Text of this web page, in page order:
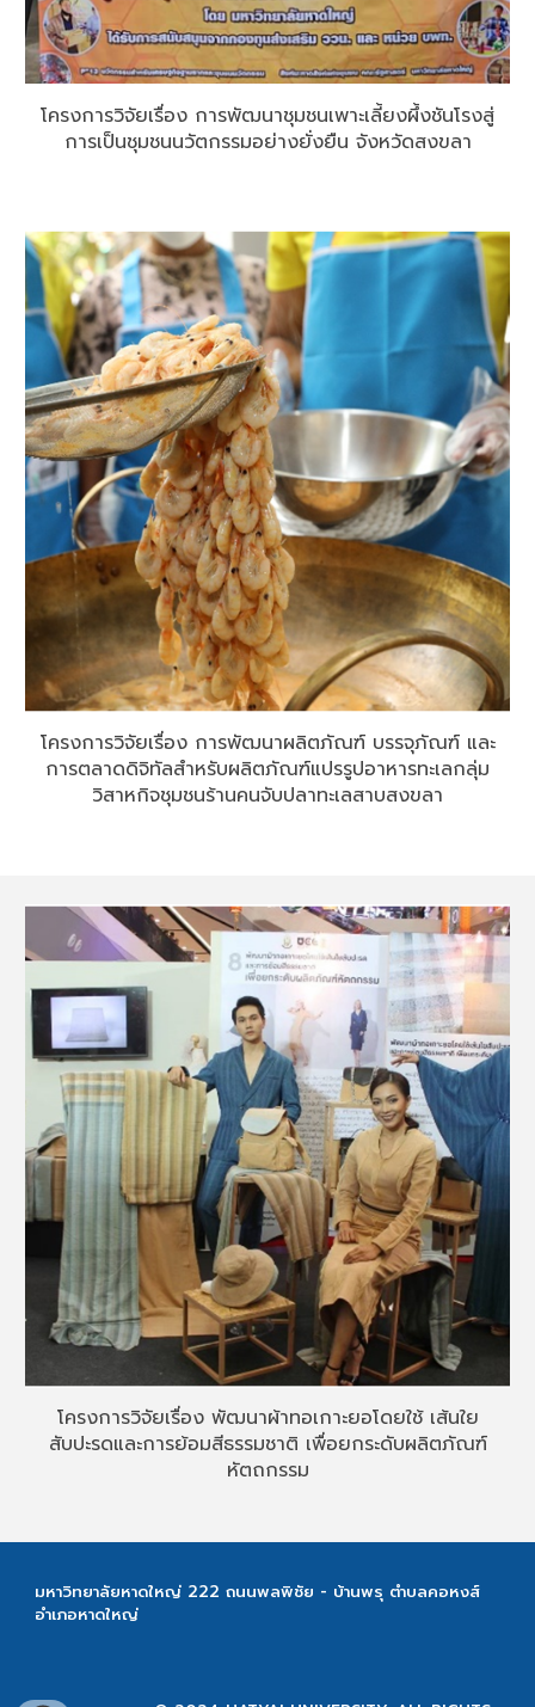
โครงการวิจัยเรื่อง การพัฒนาชุมชนเพาะเลี้ยงผึ้งชันโรงสู่
การเป็นชุมชนนวัตกรรมอย่างยั่งยืน จังหวัดสงขลา
โครงการวิจัยเรื่อง การพัฒนาผลิตภัณฑ์ บรรจุภัณฑ์ และ
การตลาดดิจิทัลสำหรับผลิตภัณฑ์แปรรูปอาหารทะเลกลุ่ม
วิสาหกิจชุมชนร้านคนจับปลาทะเลสาบสงขลา
โครงการวิจัยเรื่อง พัฒนาผ้าทอเกาะยอโดยใช้ เส้นใย
สับปะรดและการย้อมสีธรรมชาติ เพื่อยกระดับผลิตภัณฑ์
หัตถกรรม
มหาวิทยาลัยหาดใหญ่ 222 ถนนพลพิชัย - บ้านพรุ ตำบลคอหงส์
อำเภอหาดใหญ่